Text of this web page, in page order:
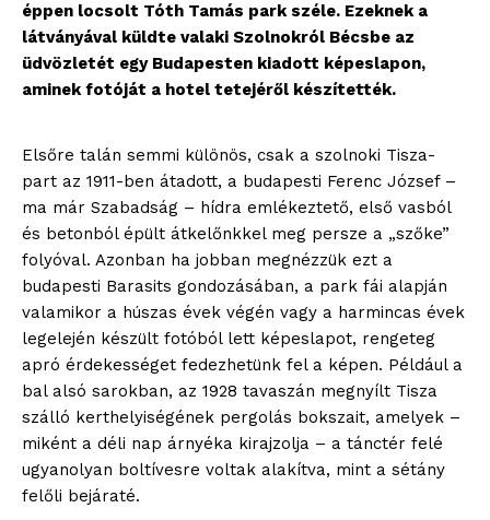
éppen locsolt Tóth Tamás park széle. Ezeknek a
látványával küldte valaki Szolnokról Bécsbe az
üdvözletét egy Budapesten kiadott képeslapon,
aminek fotóját a hotel tetejéről készítették.
Elsőre talán semmi különös, csak a szolnoki Tisza-
part az 1911-ben átadott, a budapesti Ferenc József –
ma már Szabadság – hídra emlékeztető, első vasból
és betonból épült átkelőnkkel meg persze a „szőke”
folyóval. Azonban ha jobban megnézzük ezt a
budapesti Barasits gondozásában, a park fái alapján
valamikor a húszas évek végén vagy a harmincas évek
legelején készült fotóból lett képeslapot, rengeteg
apró érdekességet fedezhetünk fel a képen. Például a
bal alsó sarokban, az 1928 tavaszán megnyílt Tisza
szálló kerthelyiségének pergolás bokszait, amelyek –
miként a déli nap árnyéka kirajzolja – a tánctér felé
ugyanolyan boltívesre voltak alakítva, mint a sétány
felőli bejáraté.